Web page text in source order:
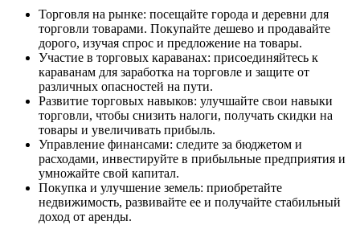
Торговля на рынке: посещайте города и деревни для
торговли товарами. Покупайте дешево и продавайте
дорого, изучая спрос и предложение на товары.
Участие в торговых караванах: присоединяйтесь к
караванам для заработка на торговле и защите от
различных опасностей на пути.
Развитие торговых навыков: улучшайте свои навыки
торговли, чтобы снизить налоги, получать скидки на
товары и увеличивать прибыль.
Управление финансами: следите за бюджетом и
расходами, инвестируйте в прибыльные предприятия и
умножайте свой капитал.
Покупка и улучшение земель: приобретайте
недвижимость, развивайте ее и получайте стабильный
доход от аренды.